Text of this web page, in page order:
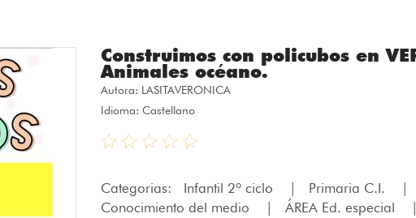
Construimos con policubos en
Animales océano.
Autora: LASITAVERONICA
Idioma: Castellano
Categorias: Infantil 2º ciclo Primaria C.I.
Conocimiento del medio
ÁREA Ed. especial